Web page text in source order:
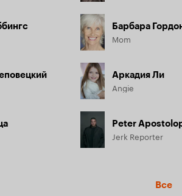
Барбара
Mom
Аркадия Ли
Angie
Peter
Jerk Reporter
Все